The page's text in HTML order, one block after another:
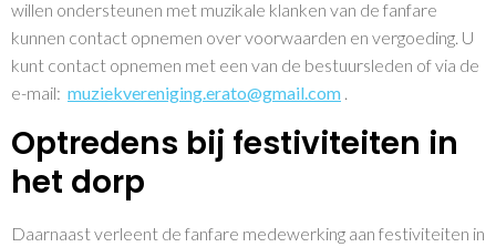
willen ondersteunen met muzikale klanken van de fanfare
kunnen contact opnemen over voorwaarden en vergoeding. U
kunt contact opnemen met een van de bestuursleden of via de
e-mail: muziekvereniging.erato@gmail.com .
Optredens bij festiviteiten in
het dorp
Daarnaast verleent de fanfare medewerking aan festiviteiten in